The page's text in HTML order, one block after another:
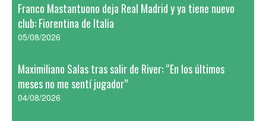
Franco Mastantuono deja Real Madrid y ya tiene nuevo
club: Fiorentina de Italia
05/08/2026
Maximiliano Salas tras salir de River: “En los últimos
meses no me sentí jugador”
04/08/2026